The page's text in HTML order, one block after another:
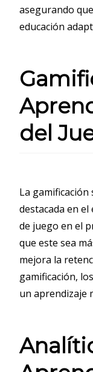
asegurando
educación
del
La
destacada en
de juego en el
que este sea
mejora la
gamificación,
un aprendizaje